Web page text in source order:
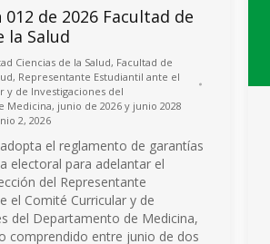
012 de 2026 Facultad de
la Salud
Ciencias de la Salud, Facultad de
, Representante Estudiantil ante el
y de Investigaciones del
Medicina, junio de 2026 y junio 2028
2, 2026
el reglamento de garantías
electoral para adelantar el
del Representante
el Comité Curricular y de
del Departamento de Medicina,
comprendido entre junio de dos